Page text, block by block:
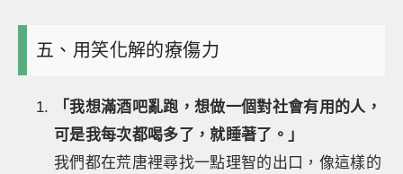
五、用笑化解的療傷力
「我想滿酒吧亂跑，想做一個對社會有用的人，
可是我每次都喝多了，就睡著了。」
我們都在荒唐裡尋找一點理智的出口，像這樣的